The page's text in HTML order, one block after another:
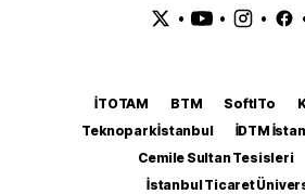
• • •
İTOTAM BTM SoftITo
Teknopark İstanbul
İDTM
Cemile Sultan Tesisleri
İstanbul Ticaret